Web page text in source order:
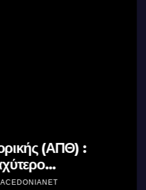
(ΑΠΘ) :
κόσμο με τη